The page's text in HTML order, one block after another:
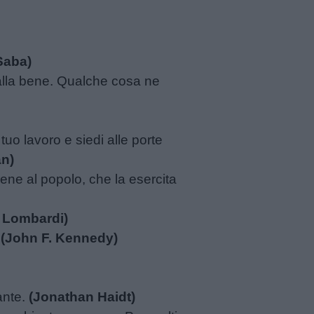
bene. Qualche cosa ne
lavoro e siedi alle porte
al popolo, che la esercita
(John F. Kennedy)
(Jonathan Haidt)